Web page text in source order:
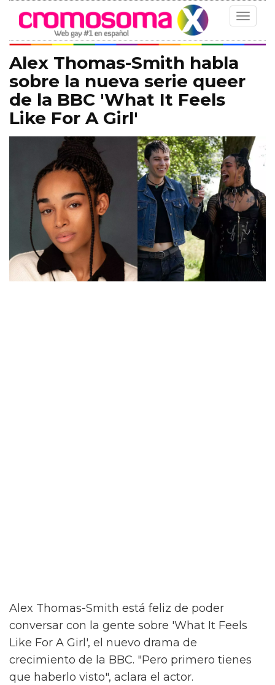
Toggle
Alex Thomas-Smith habla
sobre la nueva serie queer
de la BBC 'What It Feels
Like For A Girl'
Alex Thomas-Smith está feliz de poder
conversar con la gente sobre 'What It Feels
Like For A Girl', el nuevo drama de
crecimiento de la BBC. "Pero primero tienes
que haberlo visto", aclara el actor.